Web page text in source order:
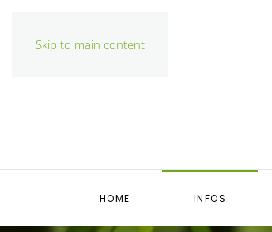
Skip to main content
HOME INFOS